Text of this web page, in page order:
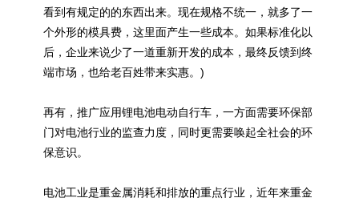
看到有规定的的东西出来。现在规格不统一，就多了一
个外形的模具费，这里面产生一些成本。如果标准化以
后，企业来说少了一道重新开发的成本，最终反馈到终
端市场，也给老百姓带来实惠。)
再有，推广应用锂电池电动自行车，一方面需要环保部
门对电池行业的监查力度，同时更需要唤起全社会的环
保意识。
电池工业是重金属消耗和排放的重点行业，近年来重金